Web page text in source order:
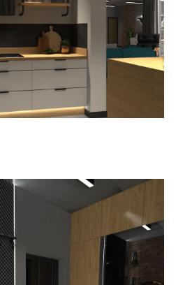
#loft
#Kuchnia #Loft